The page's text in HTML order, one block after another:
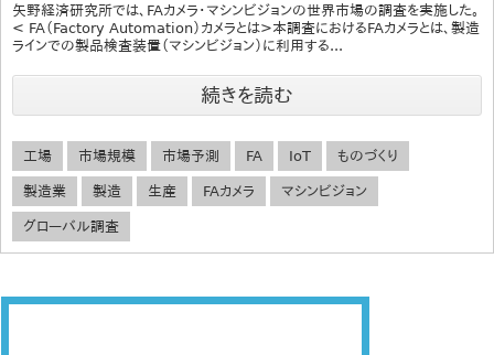
矢野経済研究所では、FAカメラ・マシンビジョンの世界市場の調査を実施した。
< FA（Factory Automation）カメラとは>本調査におけるFAカメラとは、製造
ラインでの製品検査装置（マシンビジョン）に利用する...
続きを読む
工場 市場規模 市場予測 FA IoT ものづくり
製造業 製造 生産 FAカメラ マシンビジョン
グローバル調査